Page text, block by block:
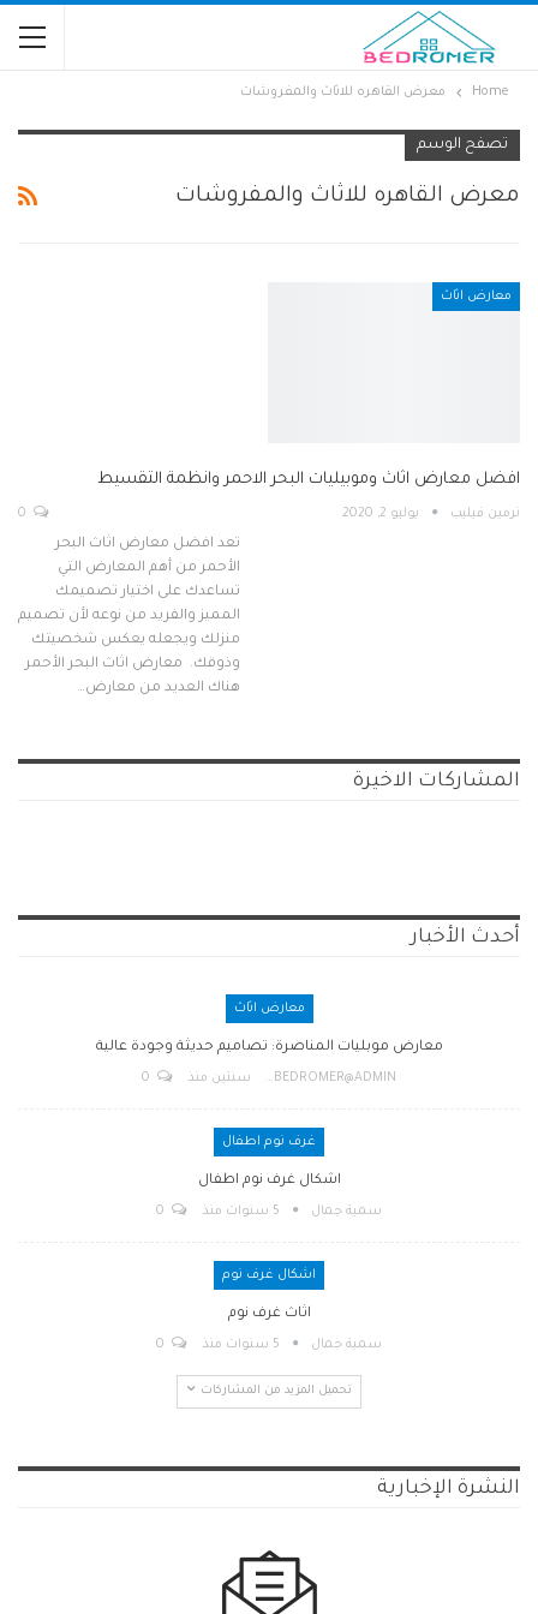
Home معرض القاهره للاثاث والمفروشات
تصفح الوسم
معرض القاهره للاثاث والمفروشات
معارض اثاث
افضل معارض اثاث وموبيليات البحر الاحمر وانظمة التقسيط
نرمين فيليب يوليو 2, 2020
تعد افضل معارض اثاث البحر
الأحمر من أهم المعارض التي
تساعدك على اختيار تصميمك
المميز والفريد من نوعه لأن تصميم
منزلك ويجعله يعكس شخصيتك
وذوقك. معارض اثاث البحر الأحمر
هناك العديد من معارض…
المشاركات الاخيرة
أحدث الأخبار
معارض اثاث
معارض موبليات المناصرة: تصاميم حديثة وجودة عالية
BEDROMER@ADMIN سنتين منذ
غرف نوم اطفال
اشكال غرف نوم اطفال
سمية جمال 5 سنوات منذ
اشكال غرف نوم
اثاث غرف نوم
سمية جمال 5 سنوات منذ
تحميل المزيد من المشاركات
النشرة الإخبارية